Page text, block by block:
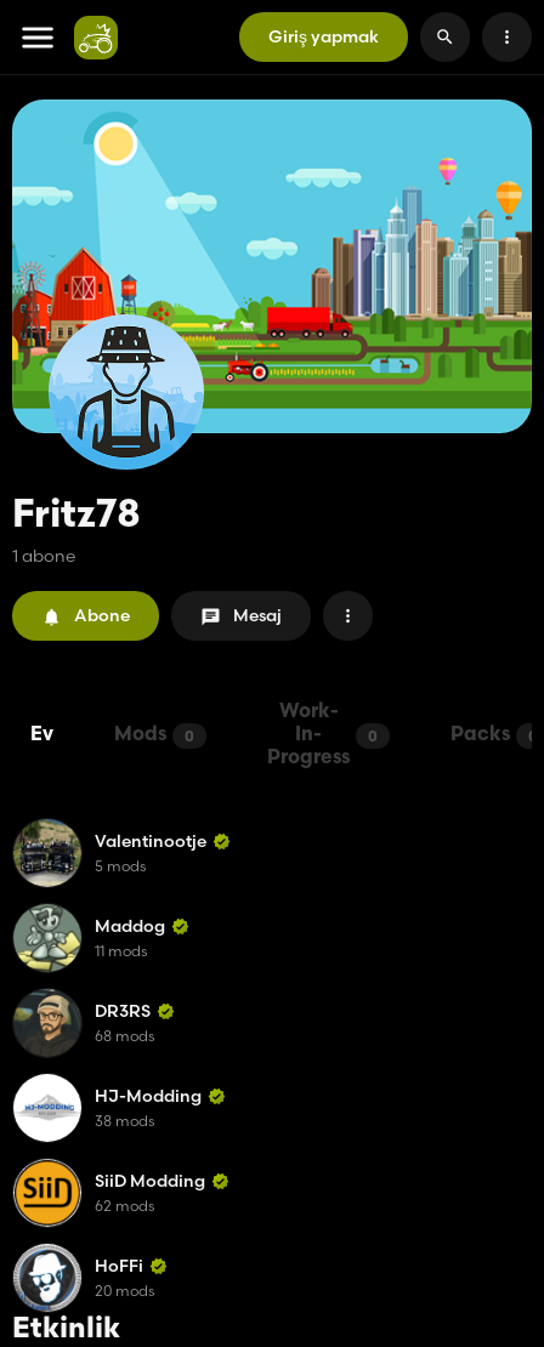
Giriş yapmak
Fritz78
1 abone
Abone Mesaj
Ev Mods 0
Work-
In-
Progress
0 Packs 0
Etkinlik
Valentinootje
5 mods
Maddog
11 mods
DR3RS
68 mods
HJ-Modding
38 mods
SiiD Modding
62 mods
HoFFi
20 mods